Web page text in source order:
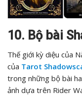
10. Bộ bài
Thế giới kỳ diệu của
của Tarot
trong những bộ bài
ảnh dựa trên Rider